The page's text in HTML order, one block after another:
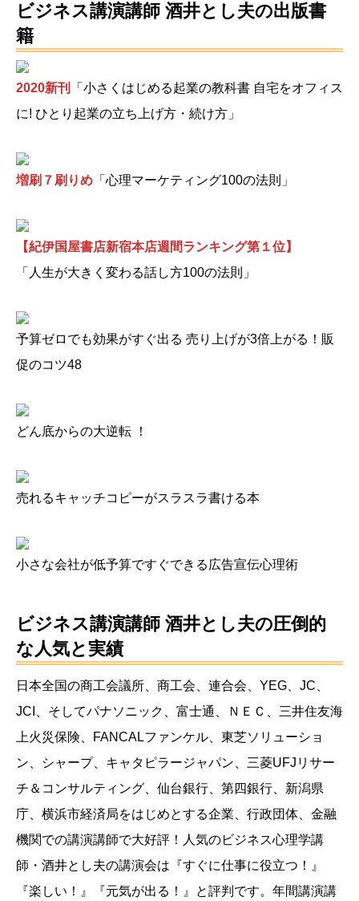
ビジネス講演講師 酒井とし夫の出版書
籍
2020新刊
「小さくはじめる起業の教科書 自宅をオフィス
に! ひとり起業の立ち上げ方・続け方」
増刷７刷りめ 「心理マーケティング100の法則」
【紀伊国屋書店新宿本店週間ランキング第１位】
「人生が大きく変わる話し方100の法則」
予算ゼロでも効果がすぐ出る 売り上げが3倍上がる！販
促のコツ48
どん底からの大逆転 ！
売れるキャッチコピーがスラスラ書ける本
小さな会社が低予算ですぐできる広告宣伝心理術
ビジネス講演講師 酒井とし夫の圧倒的
な人気と実績
日本全国の商工会議所、商工会、連合会、YEG、JC、
JCI、そしてパナソニック、富士通、ＮＥＣ、三井住友海
上火災保険、FANCALファンケル、東芝ソリューショ
ン、シャープ、キャタピラージャパン、三菱UFJリサー
チ＆コンサルティング、仙台銀行、第四銀行、新潟県
庁、横浜市経済局をはじめとする企業、行政団体、金融
機関での講演講師で大好評！人気のビジネス心理学講
師・酒井とし夫の講演会は『すぐに仕事に役立つ！』
『楽しい！』『元気が出る！』と評判です。年間講演講